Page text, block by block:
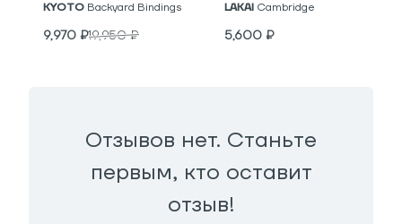
KYOTO Backyard Bindings
9,970 ₽19,950₽
LAKAI Cambridge
5,600 ₽
Отзывов нет. Станьте
первым, кто оставит
отзыв!